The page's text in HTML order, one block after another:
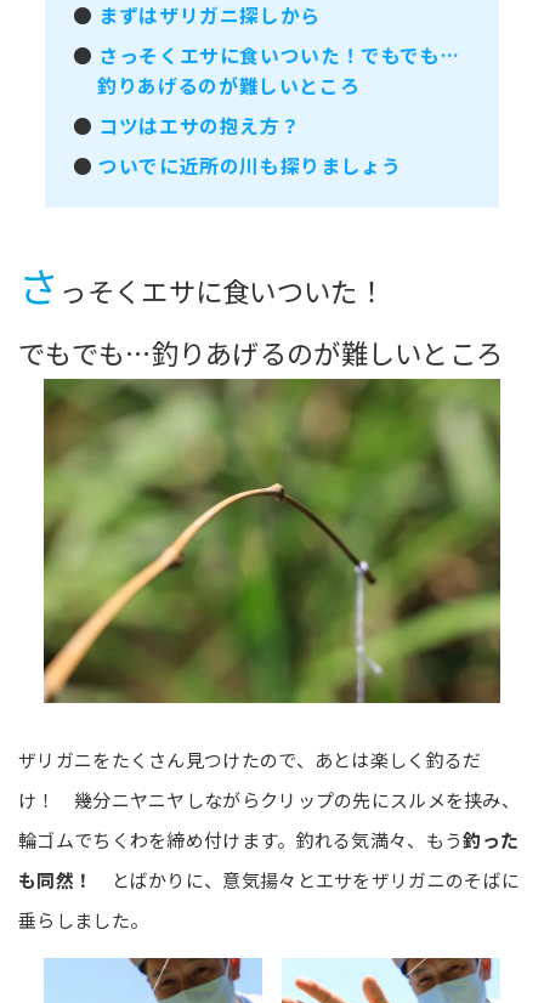
● まずはザリガニ探しから
● さっそくエサに食いついた！でもでも…
釣りあげるのが難しいところ
● コツはエサの抱え方？
●ついでに近所の川も探りましょう
さ っそくエサに食いついた！
でもでも…釣りあげるのが難しいところ
ザリガニをたくさん見つけたので、あとは楽しく釣るだ
け！ 幾分ニヤニヤしながらクリップの先にスルメを挟み、
輪ゴムでちくわを締め付けます。釣れる気満々、もう釣った
も同然！
とばかりに、意気揚々とエサをザリガニのそばに
垂らしました。